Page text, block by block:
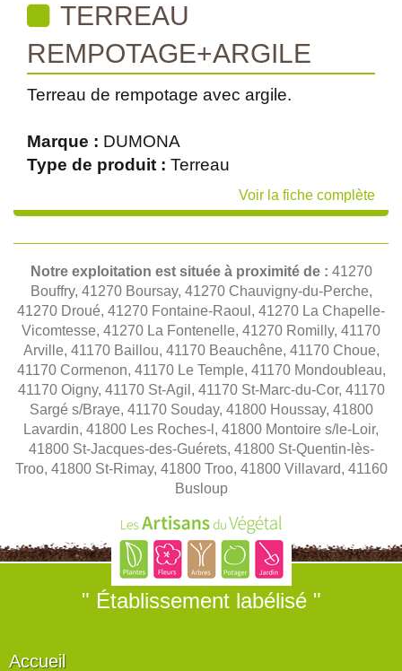
TERREAU
REMPOTAGE+ARGILE
Terreau de rempotage avec argile.
Marque : DUMONA
Type de produit : Terreau
Voir la fiche complète
Notre exploitation est située à proximité de : 41270
Bouffry, 41270 Boursay, 41270 Chauvigny-du-Perche,
41270 Droué, 41270 Fontaine-Raoul, 41270 La Chapelle-
Vicomtesse, 41270 La Fontenelle, 41270 Romilly, 41170
Arville, 41170 Baillou, 41170 Beauchêne, 41170 Choue,
41170 Cormenon, 41170 Le Temple, 41170 Mondoubleau,
41170 Oigny, 41170 St-Agil, 41170 St-Marc-du-Cor, 41170
Sargé s/Braye, 41170 Souday, 41800 Houssay, 41800
Lavardin, 41800 Les Roches-l, 41800 Montoire s/le-Loir,
41800 St-Jacques-des-Guérets, 41800 St-Quentin-lès-
Troo, 41800 St-Rimay, 41800 Troo, 41800 Villavard, 41160
Busloup
" Établissement labélisé "
Accueil